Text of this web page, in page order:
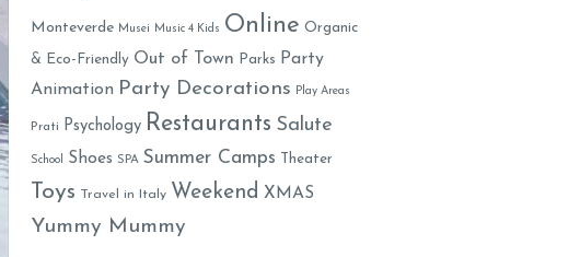
Monteverde Musei Music 4 Kids Online Organic
& Eco-Friendly Out of Town Parks
Party
Animation Party Decorations Play Areas
Prati Psychology Restaurants Salute
School Shoes SPA Summer Camps Theater
Toys Travel in Italy Weekend XMAS
Yummy Mummy